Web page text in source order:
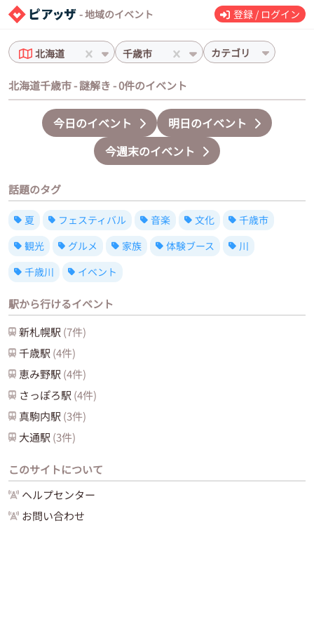
- 地域のイベント 登録 / ログイン
北海道 千歳市 カテゴリ
北海道千歳市 - 謎解き - 0件のイベント
今日のイベント
明日のイベント
今週末のイベント
話題のタグ
夏 フェスティバル 音楽 文化
千歳市
観光
グルメ 家族 体験ブース
川
千歳川
イベント
駅から行けるイベント
新札幌駅 (7件)
千歳駅 (4件)
恵み野駅 (4件)
さっぽろ駅 (4件)
真駒内駅 (3件)
大通駅 (3件)
このサイトについて
ヘルプセンター
お問い合わせ